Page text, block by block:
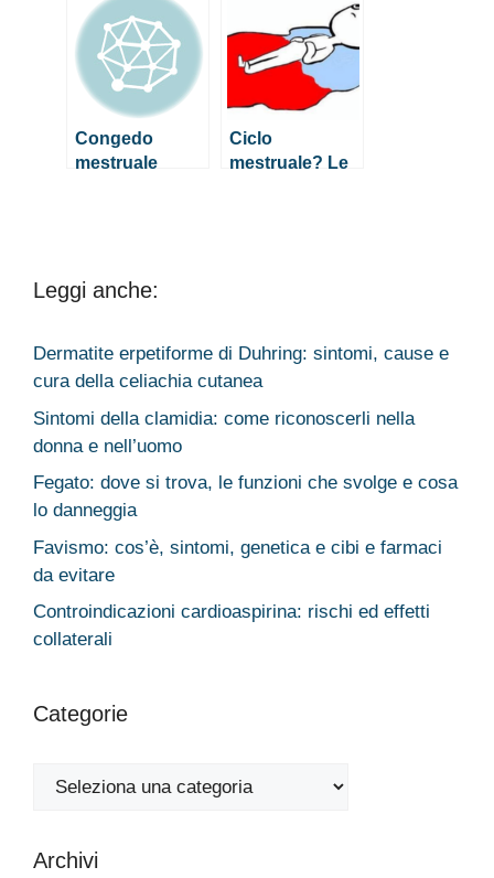
funzionerebbe
Congedo
mestruale
Ciclo
mestruale? Le
Leggi anche:
Dermatite erpetiforme di Duhring: sintomi, cause e
cura della celiachia cutanea
Sintomi della clamidia: come riconoscerli nella
donna e nell’uomo
Fegato: dove si trova, le funzioni che svolge e cosa
lo danneggia
Favismo: cos’è, sintomi, genetica e cibi e farmaci
da evitare
Controindicazioni cardioaspirina: rischi ed effetti
collaterali
Categorie
Categorie
Archivi